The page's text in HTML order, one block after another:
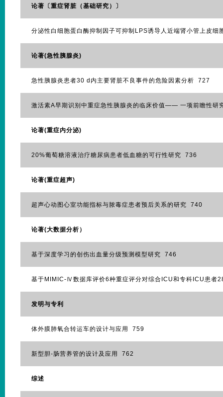
论著〔重症肾脏（基础研究）〕
分泌性白细胞蛋白酶抑制因子可抑制LPS诱导人近端肾小管上皮
论著(急性胰腺炎)
急性胰腺炎患者30 d内主要肾脏不良事件的危险因素分析 727
激活素A早期识别中重症急性胰腺炎的临床价值—— 一项前瞻性研
论著(重症内分泌)
20%葡萄糖溶液治疗糖尿病患者低血糖的可行性研究 736
论著(重症超声)
超声心动图心室功能指标与脓毒症患者预后关系的研究 740
论著(大数据分析）
基于深度学习的创伤出血量分级预测模型研究 746
基于MIMIC-Ⅳ数据库评价6种重症评分对综合ICU和专科ICU患
发明与专利
体外膜肺氧合转运车的设计与应用 759
新型胆-肠营养管的设计及应用 762
综述